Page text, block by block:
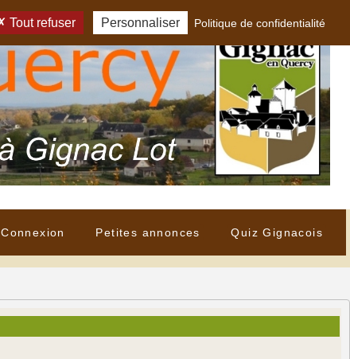
Connexion Petites annonces Quiz Gignacois
Tout refuser Personnaliser Politique de confidentialité